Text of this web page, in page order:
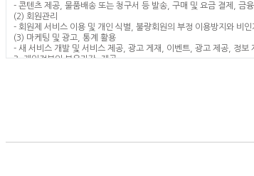
- 콘텐츠 제공, 물품배송 또는 청구서 등 발송, 구매 및 요금 결제, 금
(2) 회원관리
- 회원제 서비스 이용 및 개인 식별, 불량회원의 부정 이용방지와 비
(3) 마케팅 및 광고, 통계 활용
- 새 서비스 개발 및 서비스 제공, 광고 게재, 이벤트, 광고 제공, 정보
3. 개인정보의 보유기간, 제공
* 보존이유: 서비스 이용의 혼선 방지, 불법적 사용자에 대한 관련 기